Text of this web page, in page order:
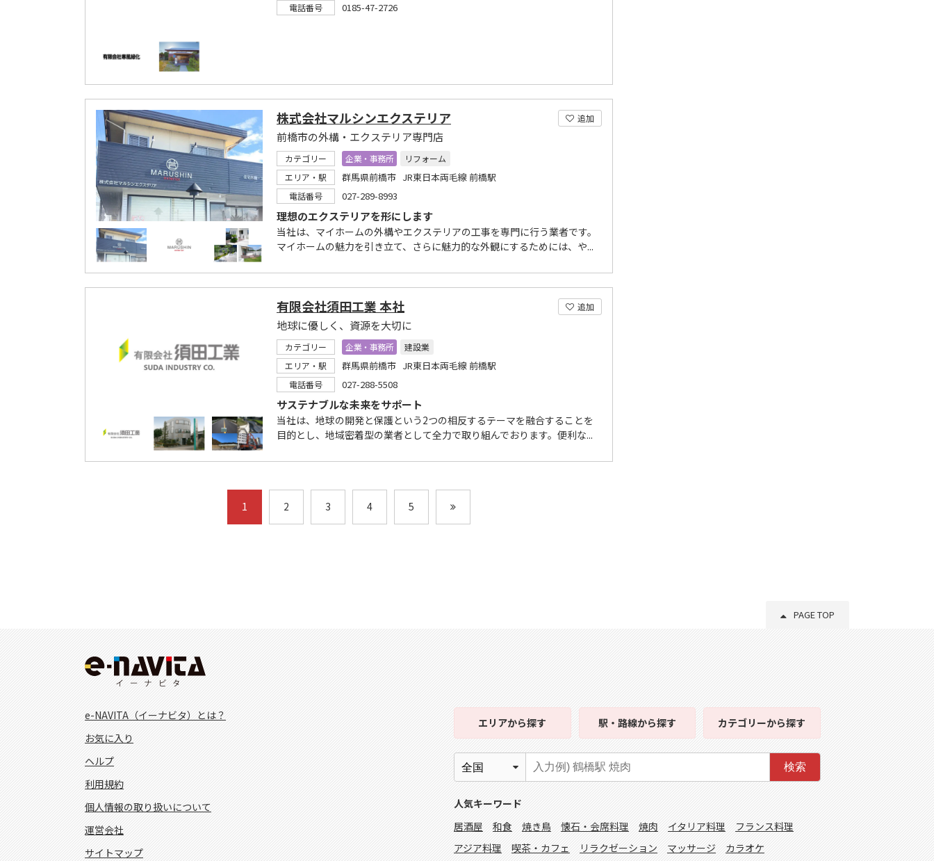
電話番号 0185-47-2726
追加
株式会社マルシンエクステリア
前橋市の外構・エクステリア専門店
カテゴリー 企業・事務所
リフォーム
エリア・駅
群馬県前橋市 JR東日本両毛線 前橋駅
電話番号 027-289-8993
理想のエクステリアを形にします
当社は、マイホームの外構やエクステリアの工事を専門に行う業者です。
マイホームの魅力を引き立て、さらに魅力的な外観にするためには、や...
追加
有限会社須田工業 本社
地球に優しく、資源を大切に
カテゴリー 企業・事務所
建設業
エリア・駅
群馬県前橋市 JR東日本両毛線 前橋駅
電話番号 027-288-5508
サステナブルな未来をサポート
当社は、地球の開発と保護という2つの相反するテーマを融合することを
目的とし、地域密着型の業者として全力で取り組んでおります。便利な...
1 2 3 4 5
PAGE TOP
e-NAVITA（イーナビタ）とは？
お気に入り
ヘルプ
利用規約
個人情報の取り扱いについて
運営会社
サイトマップ
エリアから探す 駅・路線から探す カテゴリーから探す
検索
人気キーワード
居酒屋
和食 焼き鳥 懐石・会席料理 焼肉 イタリア料理
フランス料理
アジア料理
喫茶・カフェ リラクゼーション マッサージ カラオケ